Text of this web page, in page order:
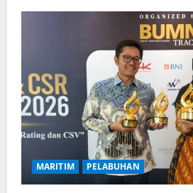
MARITIM PELABUHAN